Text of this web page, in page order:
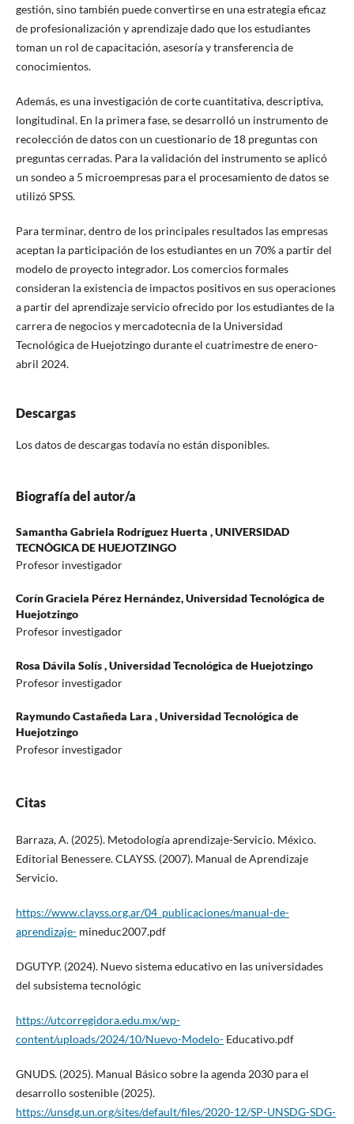
gestión, sino también puede convertirse en una estrategia eficaz
de profesionalización y aprendizaje dado que los estudiantes
toman un rol de capacitación, asesoría y transferencia de
conocimientos.
Además, es una investigación de corte cuantitativa, descriptiva,
longitudinal. En la primera fase, se desarrolló un instrumento de
recolección de datos con un cuestionario de 18 preguntas con
preguntas cerradas. Para la validación del instrumento se aplicó
un sondeo a 5 microempresas para el procesamiento de datos se
utilizó SPSS.
Para terminar, dentro de los principales resultados las empresas
aceptan la participación de los estudiantes en un 70% a partir del
modelo de proyecto integrador. Los comercios formales
consideran la existencia de impactos positivos en sus operaciones
a partir del aprendizaje servicio ofrecido por los estudiantes de la
carrera de negocios y mercadotecnia de la Universidad
Tecnológica de Huejotzingo durante el cuatrimestre de enero-
abril 2024.
Descargas
Los datos de descargas todavía no están disponibles.
Biografía del autor/a
Samantha Gabriela Rodríguez Huerta ,UNIVERSIDAD
TECNÓGICA DE HUEJOTZINGO
Profesor investigador
Corín Graciela Pérez Hernández,Universidad Tecnológica de
Huejotzingo
Profesor investigador
Rosa Dávila Solís ,Universidad Tecnológica de Huejotzingo
Profesor investigador
Raymundo Castañeda Lara ,Universidad Tecnológica de
Huejotzingo
Profesor investigador
Citas
Barraza, A. (2025). Metodología aprendizaje-Servicio. México.
Editorial Benessere. CLAYSS. (2007). Manual de Aprendizaje
Servicio.
https://www.clayss.org.ar/04_publicaciones/manual-de-
aprendizaje-mineduc2007.pdf
DGUTYP. (2024). Nuevo sistema educativo en las universidades
del subsistema tecnológic
https://utcorregidora.edu.mx/wp-
content/uploads/2024/10/Nuevo-Modelo-Educativo.pdf
GNUDS. (2025). Manual Básico sobre la agenda 2030 para el
desarrollo sostenible (2025).
https://unsdg.un.org/sites/default/files/2020-12/SP-UNSDG-SDG-